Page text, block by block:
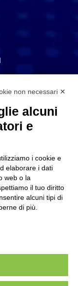
non necessari ✕
alcuni
e
i cookie e
elaborare i dati
web o la
il tuo diritto
alcuni tipi di
di più.